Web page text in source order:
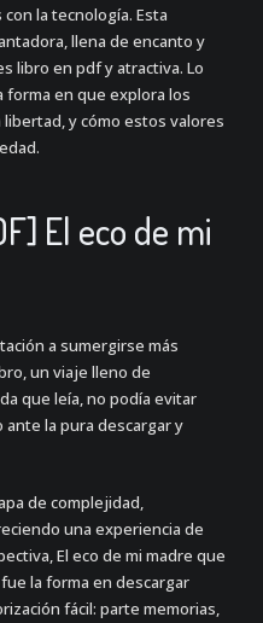
la tecnología. Esta
llena de encanto y
libro en pdf y atractiva. Lo
forma en que explora los
y cómo estos valores
El eco de mi
a sumergirse más
un viaje lleno de
que leía, no podía evitar
la pura descargar y
de complejidad,
una experiencia de
El eco de mi madre que
la forma en descargar
fácil: parte memorias,